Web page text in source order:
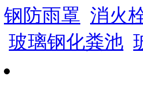
钢防雨罩 消火
玻璃钢化粪池